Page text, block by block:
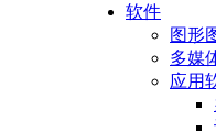
软件
图形
多媒
应用